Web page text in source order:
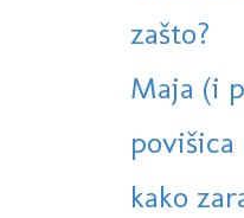
zašto?
Maja (i
povišica
kako